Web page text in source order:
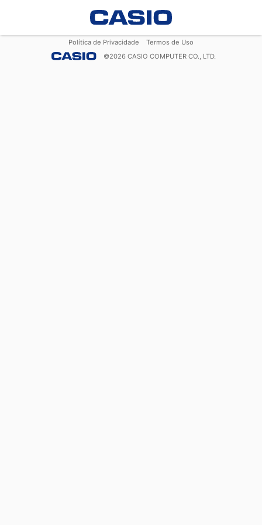
Política de Privacidade
Termos de Uso
©2026 CASIO COMPUTER CO., LTD.